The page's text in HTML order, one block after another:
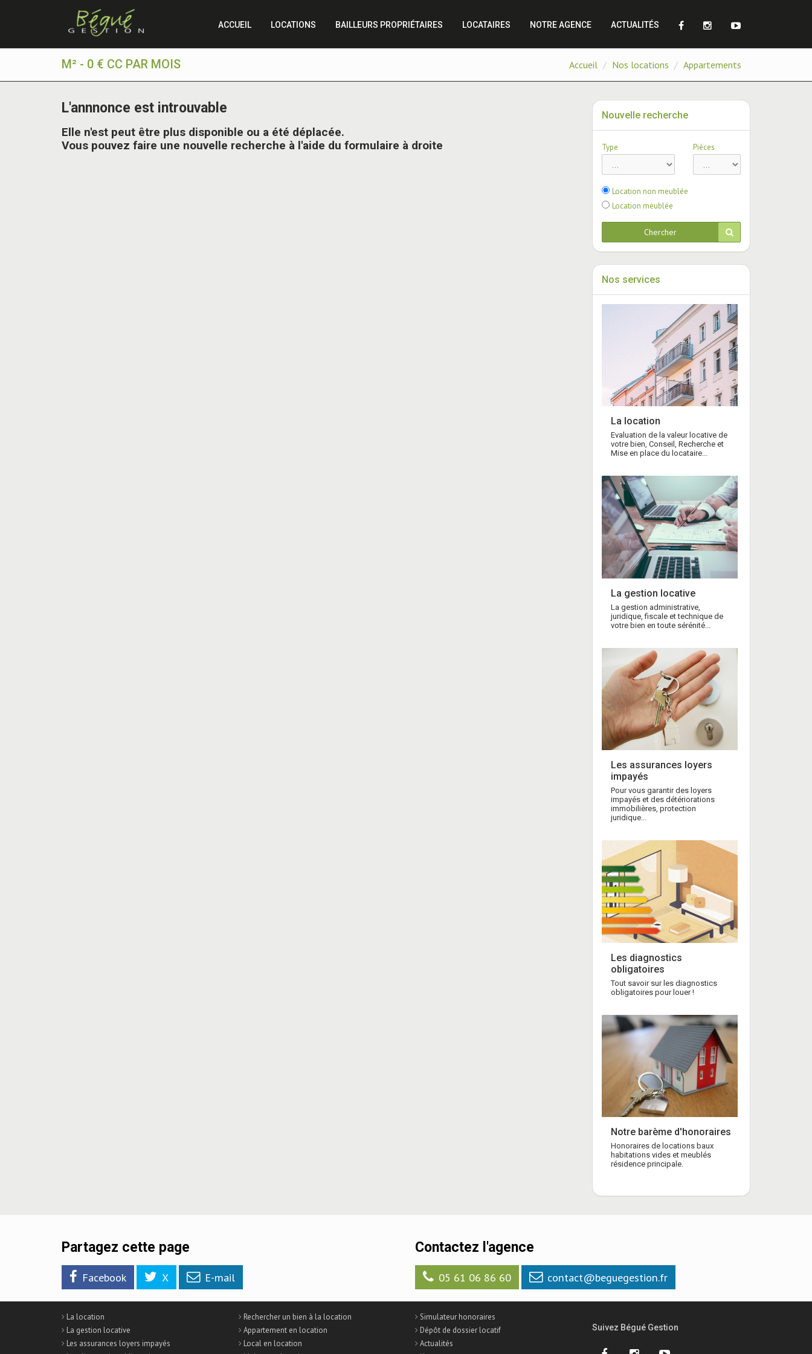
ACCUEIL LOCATIONS BAILLEURS PROPRIÉTAIRES LOCATAIRES NOTRE AGENCE ACTUALITÉS
M² - 0 € CC PAR MOIS Accueil Nos locations Appartements
L'annnonce est introuvable
Elle n'est peut être plus disponible ou a été déplacée.
Vous pouvez faire une nouvelle recherche à l'aide du formulaire à droite
Nouvelle recherche
Type Pièces
Location non meublée
Location meublée
Chercher
Nos services
La location
Evaluation de la valeur locative de
votre bien, Conseil, Recherche et
Mise en place du locataire...
La gestion locative
La gestion administrative,
juridique, fiscale et technique de
votre bien en toute sérénité...
Les assurances loyers
impayés
Pour vous garantir des loyers
impayés et des détériorations
immobilières, protection
juridique...
Les diagnostics
obligatoires
Tout savoir sur les diagnostics
obligatoires pour louer !
Notre barème d'honoraires
Honoraires de locations baux
habitations vides et meublés
résidence principale.
Partagez cette page
Facebook X E-mail
Contactez l'agence
05 61 06 86 60 contact@beguegestion.fr
La location
La gestion locative
Les assurances loyers impayés
Rechercher un bien à la location
Appartement en location
Local en location
Simulateur honoraires
Dépôt de dossier locatif
Actualités
Suivez Bégué Gestion